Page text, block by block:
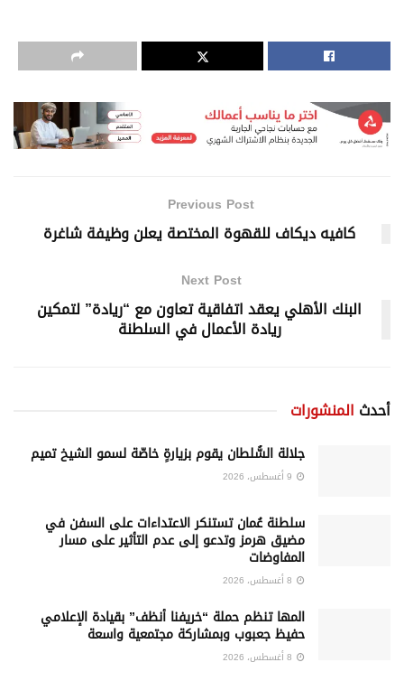
Previous Post
كافيه ديكاف للقهوة المختصة يعلن وظيفة شاغرة
Next Post
البنك الأهلي يعقد اتفاقية تعاون مع “ريادة” لتمكين
ريادة الأعمال في السلطنة
أحدث المنشورات
جلالة السُّلطان يقوم بزيارةٍ خاصّة لسمو الشيخ تميم
سلطنة عُمان تستنكر الاعتداءات على السفن في
مضيق هرمز وتدعو إلى عدم التأثير على مسار
المفاوضات
المها تنظم حملة “خريفنا أنظف” بقيادة الإعلامي
حفيظ جعبوب وبمشاركة مجتمعية واسعة